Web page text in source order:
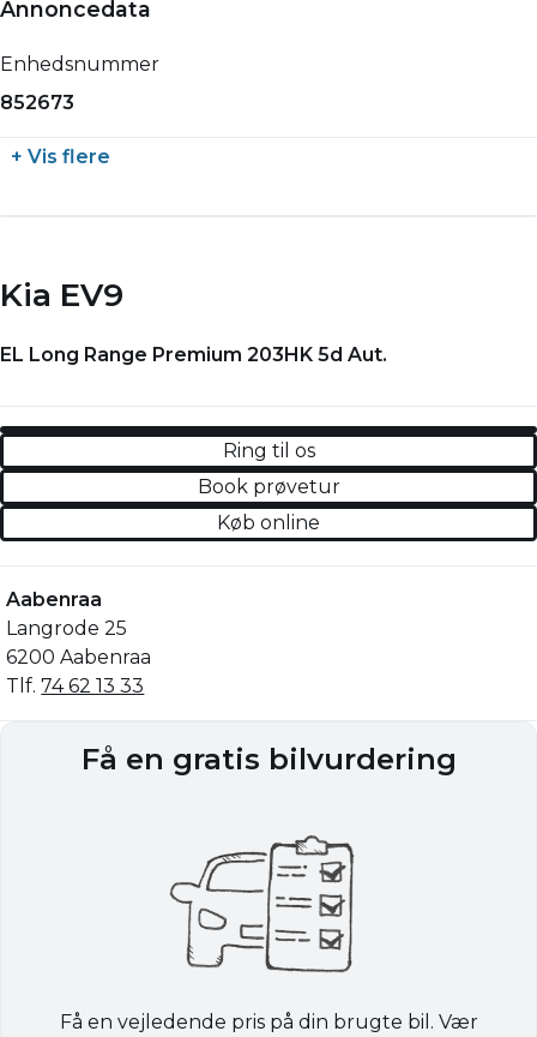
Annoncedata
Enhedsnummer
852673
+ Vis flere
Kia EV9
EL Long Range Premium 203HK 5d Aut.
Ring til os
Book prøvetur
Køb online
Aabenraa
Langrode 25
6200 Aabenraa
Tlf.74 62 13 33
Få en gratis bilvurdering
Få en vejledende pris på din brugte bil. Vær